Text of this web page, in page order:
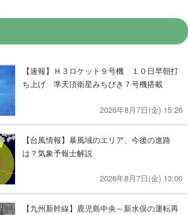
【速報】Ｈ３ロケット９号機 １０日早朝打
ち上げ 準天頂衛星みちびき７号機搭載
2026年8月7日(金) 15:26
【台風情報】暴風域のエリア、今後の進路
は？気象予報士解説
2026年8月7日(金) 13:00
【九州新幹線】鹿児島中央～新水俣の運転再